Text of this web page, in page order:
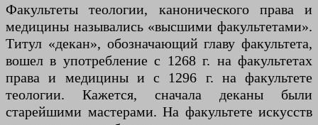
Факультеты теологии, канонического права и
медицины назывались «высшими факультетами».
Титул «декан», обозначающий главу факультета,
вошел в употребление с 1268 г. на факультетах
права и медицины и с 1296 г. на факультете
теологии. Кажется, сначала деканы были
старейшими мастерами. На факультете искусств